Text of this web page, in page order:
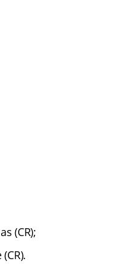
(CR);